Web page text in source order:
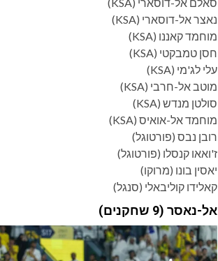
נאצר אל-דוסארי (KSA)
מוחמד קאננו (KSA)
חסן טמבקטי (KSA)
עלי לג'מי (KSA)
מוטב אל-חרבי (KSA)
סולטן מנדש (KSA)
מוחמד אל-אואיס (KSA)
רובן נבס (פורטוגל)
ז'ואאו קנסלו (פורטוגל)
יאסין בונו (מרוקו)
קאלידו קוליבאלי (סנגל)
אל-נאסר (9 שחקנים)